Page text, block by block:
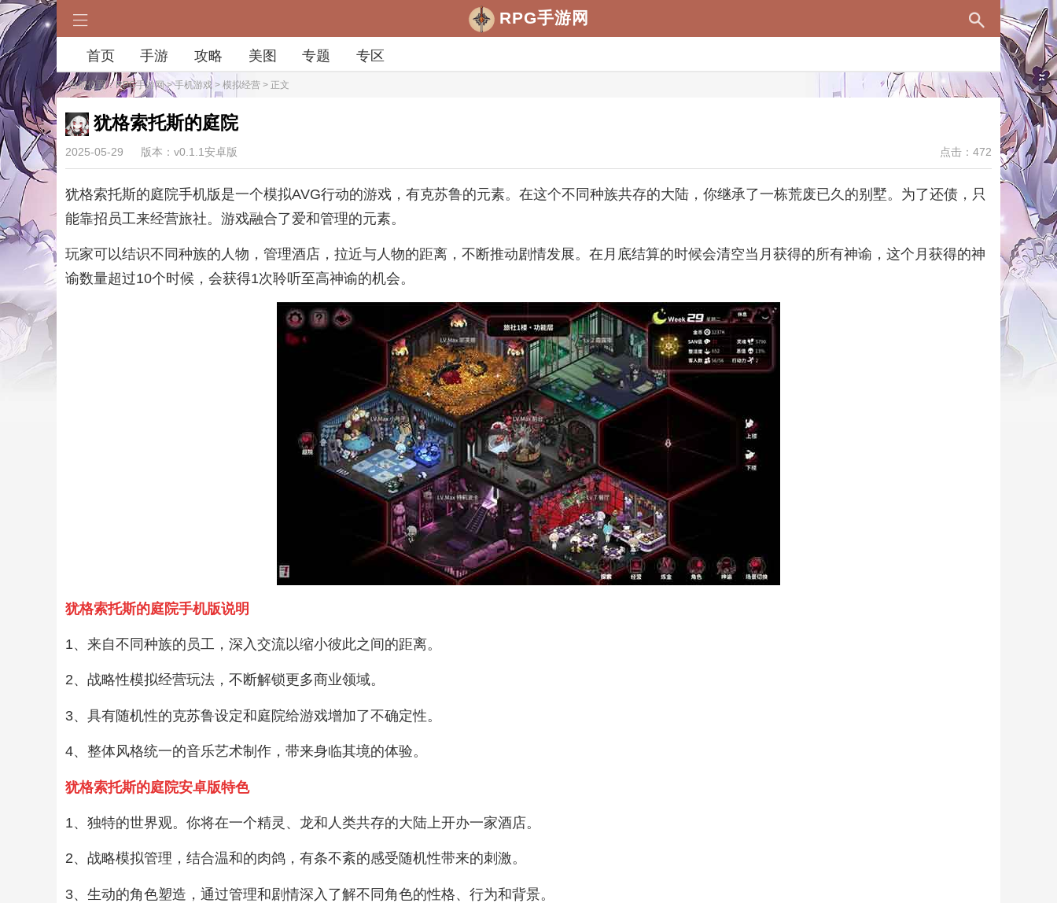
RPG手游网
首页 手游 攻略 美图 专题 专区
当前位置：RPG手游网>手机游戏 > 模拟经营 > 正文
犹格索托斯的庭院
2025-05-29 版本：v0.1.1安卓版 点击：472
犹格索托斯的庭院手机版是一个模拟AVG行动的游戏，有克苏鲁的元素。在这个不同种族共存的大陆，你继承了一栋荒废已久的别墅。为了还债，只
能靠招员工来经营旅社。游戏融合了爱和管理的元素。
玩家可以结识不同种族的人物，管理酒店，拉近与人物的距离，不断推动剧情发展。在月底结算的时候会清空当月获得的所有神谕，这个月获得的神
谕数量超过10个时候，会获得1次聆听至高神谕的机会。
犹格索托斯的庭院手机版说明
1、来自不同种族的员工，深入交流以缩小彼此之间的距离。
2、战略性模拟经营玩法，不断解锁更多商业领域。
3、具有随机性的克苏鲁设定和庭院给游戏增加了不确定性。
4、整体风格统一的音乐艺术制作，带来身临其境的体验。
犹格索托斯的庭院安卓版特色
1、独特的世界观。你将在一个精灵、龙和人类共存的大陆上开办一家酒店。
2、战略模拟管理，结合温和的肉鸽，有条不紊的感受随机性带来的刺激。
3、生动的角色塑造，通过管理和剧情深入了解不同角色的性格、行为和背景。